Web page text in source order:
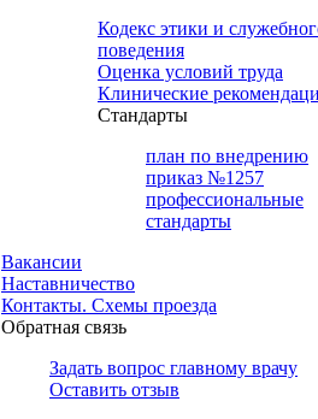
Кодекс этики и
поведения
Оценка условий труда
Клинические
Cтандарты
план по внедрению
приказ №1257
профессиональные
стандарты
Вакансии
Наставничество
Контакты. Схемы проезда
Обратная связь
Задать вопрос главному врачу
Оставить отзыв